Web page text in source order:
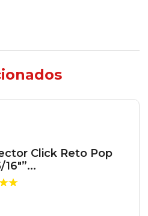
Click Reto Pop